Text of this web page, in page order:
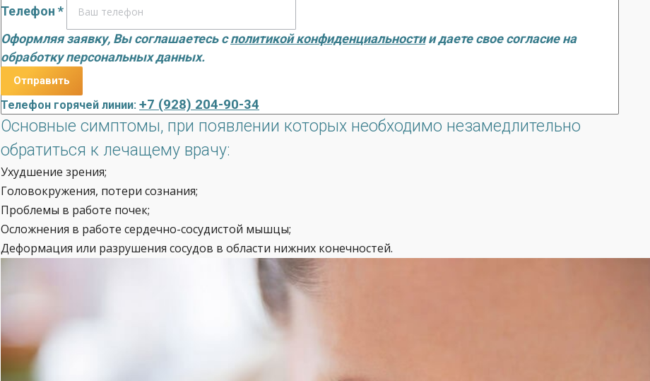
Телефон *
Оформляя заявку, Вы соглашаетесь сполитикой конфиденциальностии даете свое согласие на
обработку персональных данных.
Телефон горячей линии: +7 (928) 204-90-34
Основные симптомы, при появлении которых необходимо незамедлительно
обратиться к лечащему врачу:
Ухудшение зрения;
Головокружения, потери сознания;
Проблемы в работе почек;
Осложнения в работе сердечно-сосудистой мышцы;
Деформация или разрушения сосудов в области нижних конечностей.